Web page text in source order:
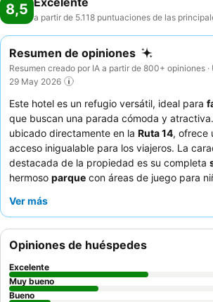
8,5 a partir de 5.118 puntuaciones de las
Resumen de opiniones
Resumen creado por IA a partir de 800+ opiniones
29 May 2026
Este hotel es un refugio versátil, ideal para
que buscan una parada cómoda y
ubicado directamente en la Ruta 14, ofrece
acceso inigualable para los viajeros. La
destacada de la propiedad es su completa
hermoso parque con áreas de juego para
huéspedes elogian constantemente al
experiencia más tranquila, considere
vistas a los serenos campos de arándanos.
Ver más
Opiniones de huéspedes
Excelente
Muy bueno
Bueno